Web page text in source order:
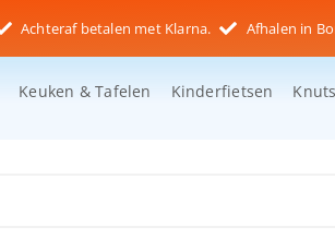
Achteraf betalen met Klarna. Afhalen in
Keuken & Tafelen Kinderfietsen